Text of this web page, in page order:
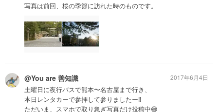
写真は前回、桜の季節に訪れた時のものです。
@You are 善知識
土曜日に夜行バスで熊本〜名古屋まで行き、
本日レンタカーで参拝して参りましたー‼️
ただいま、スマホで取り急ぎ写真だけ投稿中😅
2017年6月4日